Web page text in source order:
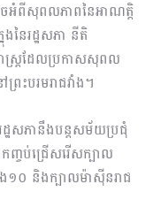
ចអំពីសុពលភាពនៃអាណត្តិ
នៃរដ្ឋសភា នីតិ
ត្រដែលប្រកាសសុពល
ះបរមរាជវាំង។
ឋសភានឹងបន្តសម័យប្រជុំ
ញ្ចប់ជ្រើសរើសក្បាល
១០ និងក្បាលម៉ាស៊ីនរាជ